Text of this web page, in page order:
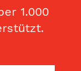
1.000